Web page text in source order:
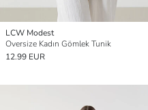
LCW Modest
Oversize Kadın Gömlek Tunik
12.99 EUR